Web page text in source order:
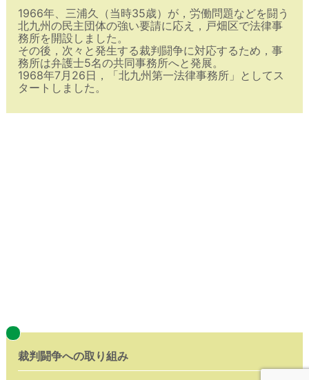
1966年、三浦久（当時35歳）が，労働問題などを闘う
北九州の民主団体の強い要請に応え，戸畑区で法律事
務所を開設しました。
その後，次々と発生する裁判闘争に対応するため，事
務所は弁護士5名の共同事務所へと発展。
1968年7月26日，「北九州第一法律事務所」としてス
タートしました。
裁判闘争への取り組み